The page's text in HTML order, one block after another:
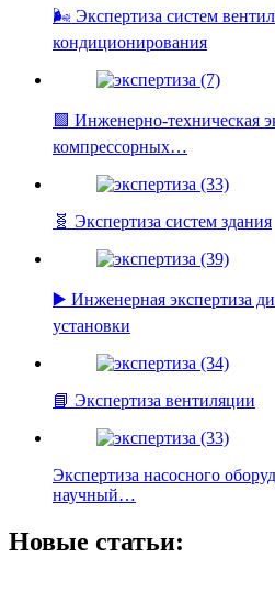
🌬️ Экспертиза систем
кондиционирования
🟩 Инженерно-техническая
компрессорных…
🧬 Экспертиза систем здания
▶️ Инженерная экспертиза
установки
📘 Экспертиза вентиляции
Экспертиза насосного
научный…
Новые статьи: